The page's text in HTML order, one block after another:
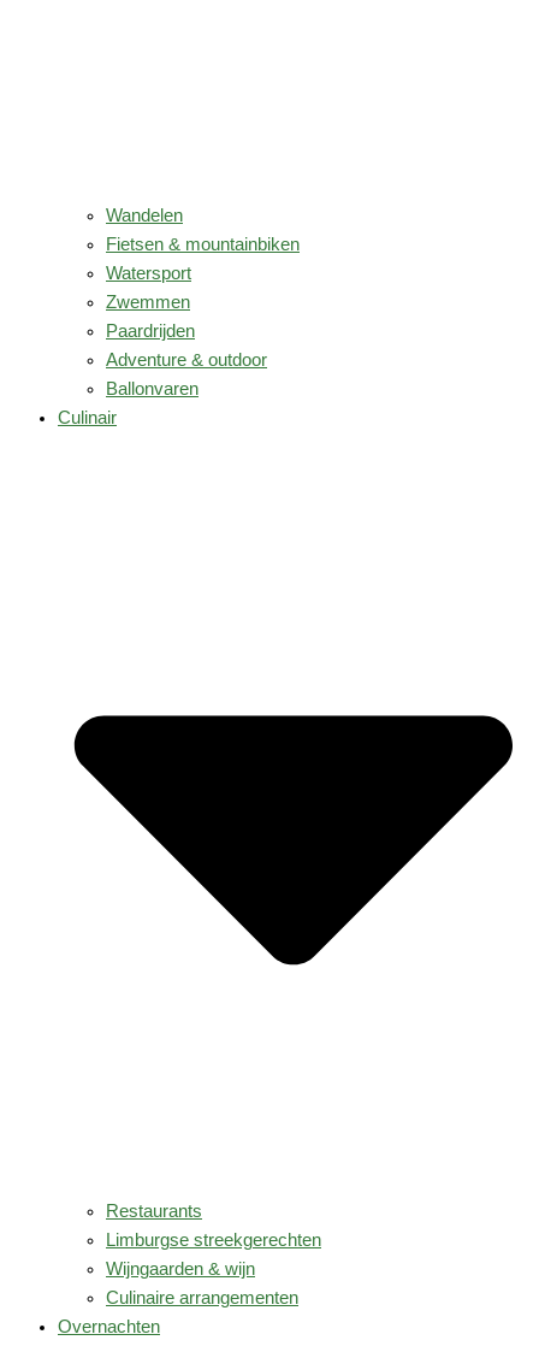
Wandelen
Fietsen & mountainbiken
Watersport
Zwemmen
Paardrijden
Adventure & outdoor
Ballonvaren
Culinair
Restaurants
Limburgse streekgerechten
Wijngaarden & wijn
Culinaire arrangementen
Overnachten